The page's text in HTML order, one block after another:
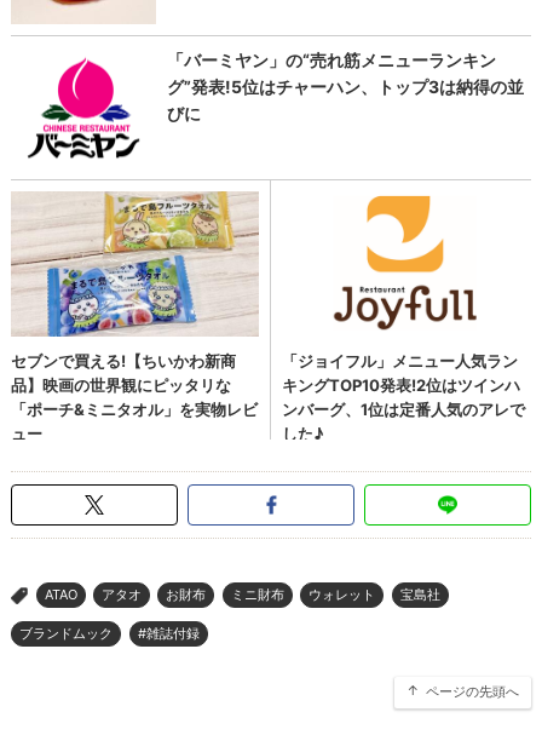
> ATAO アタオ お財布 ミニ財布 ウォレット 宝島社
ブランドムック #雑誌付録
ページの先頭へ